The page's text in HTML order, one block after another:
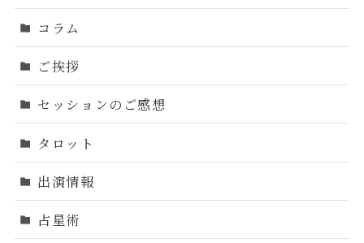
コラム
ご挨拶
セッションのご感想
タロット
出演情報
占星術